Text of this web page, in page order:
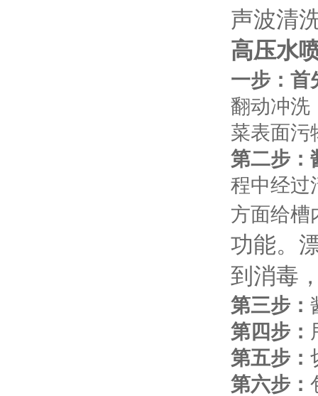
声波清
高压水
一步：首
翻动冲洗
菜表面污
第二步：
程中经过
方面给槽
功能。
到消毒
第三步：
第四步：
第五步：
第六步：